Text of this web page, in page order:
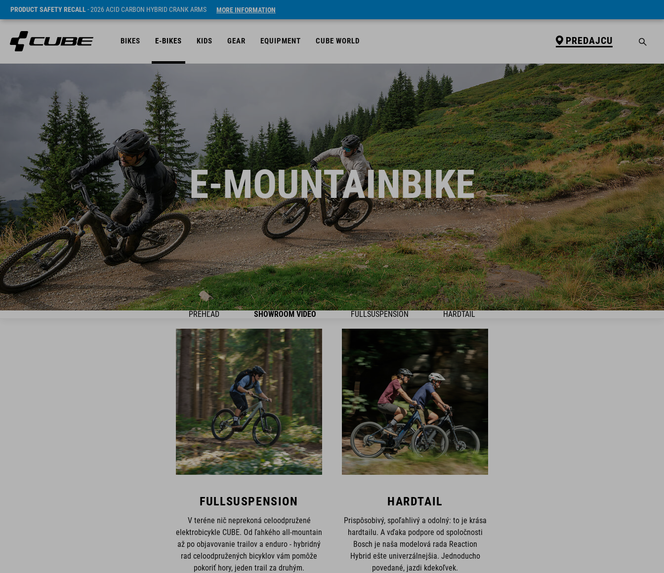
PRODUCT SAFETY RECALL- 2026 ACID CARBON HYBRID CRANK ARMS MORE INFORMATION
BIKES E-BIKES KIDS GEAR EQUIPMENT CUBE WORLD PREDAJCU
E-MOUNTAINBIKE
PREHĽAD SHOWROOM VIDEO FULLSUSPENSION HARDTAIL
FULLSUSPENSION
V teréne nič neprekoná celoodpružené
elektrobicykle CUBE. Od ľahkého all-mountain
až po objavovanie trailov a enduro - hybridný
rad celoodpružených bicyklov vám pomôže
pokoriť hory, jeden trail za druhým.
HARDTAIL
Prispôsobivý, spoľahlivý a odolný: to je krása
hardtailu. A vďaka podpore od spoločnosti
Bosch je naša modelová rada Reaction
Hybrid ešte univerzálnejšia. Jednoducho
povedané, jazdi kdekoľvek.